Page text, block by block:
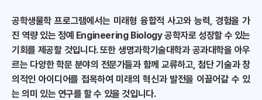
공학생물학 프로그램에서는 미래형 융합적 사고와 능력, 경험을 가
진 역량 있는 정예 Engineering Biology 공학자로 성장할 수 있는
기회를 제공할 것입니다. 또한 생명과학기술대학과 공과대학을 아우
르는 다양한 학문 분야의 전문가들과 함께 교류하고, 첨단 기술과 창
의적인 아이디어를 접목하여 미래의 혁신과 발전을 이끌어갈 수 있
는 의미 있는 연구를 할 수 있을 것입니다.